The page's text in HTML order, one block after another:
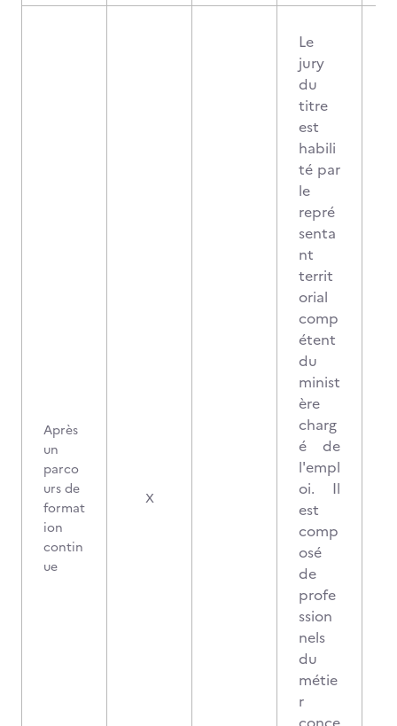
Après
un
parco
urs de
format
ion
contin
ue
X
Le
jury
du
titre
est
habili
té par
le
repré
senta
nt
territ
orial
comp
étent
du
minist
ère
charg
é de
l'empl
oi. Il
est
comp
osé
de
profe
ssion
nels
du
métie
r